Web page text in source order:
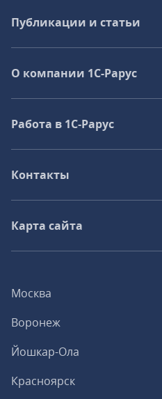
Москва
Воронеж
Йошкар-Ола
Красноярск
Публикации и статьи
О компании 1C-Рарус
Работа в 1С‑Рарус
Контакты
Карта сайта